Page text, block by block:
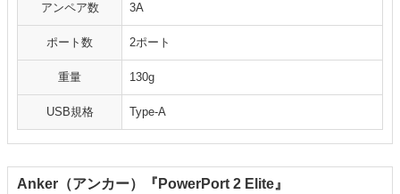
アンペア数 3A
ポート数 2ポート
重量 130g
USB規格 Type-A
Anker（アンカー）『PowerPort 2 Elite』